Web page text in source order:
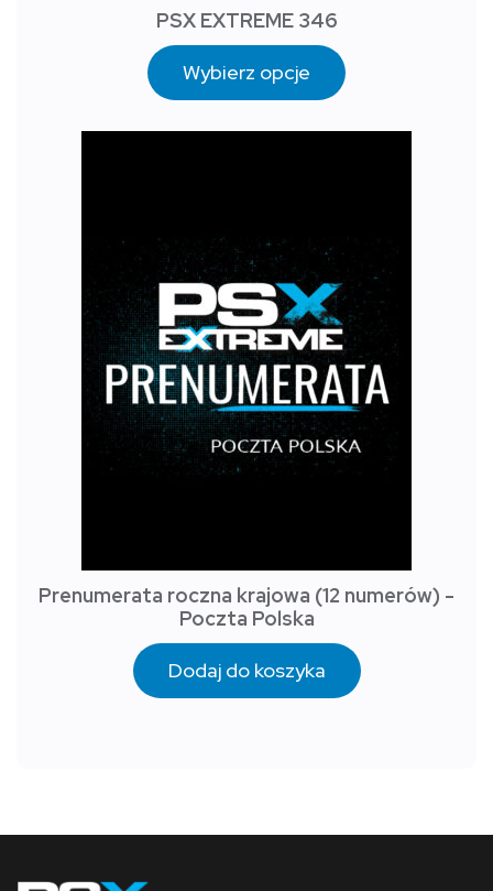
PSX EXTREME 346
Wybierz opcje
Prenumerata roczna krajowa (12 numerów) -
Poczta Polska
Dodaj do koszyka